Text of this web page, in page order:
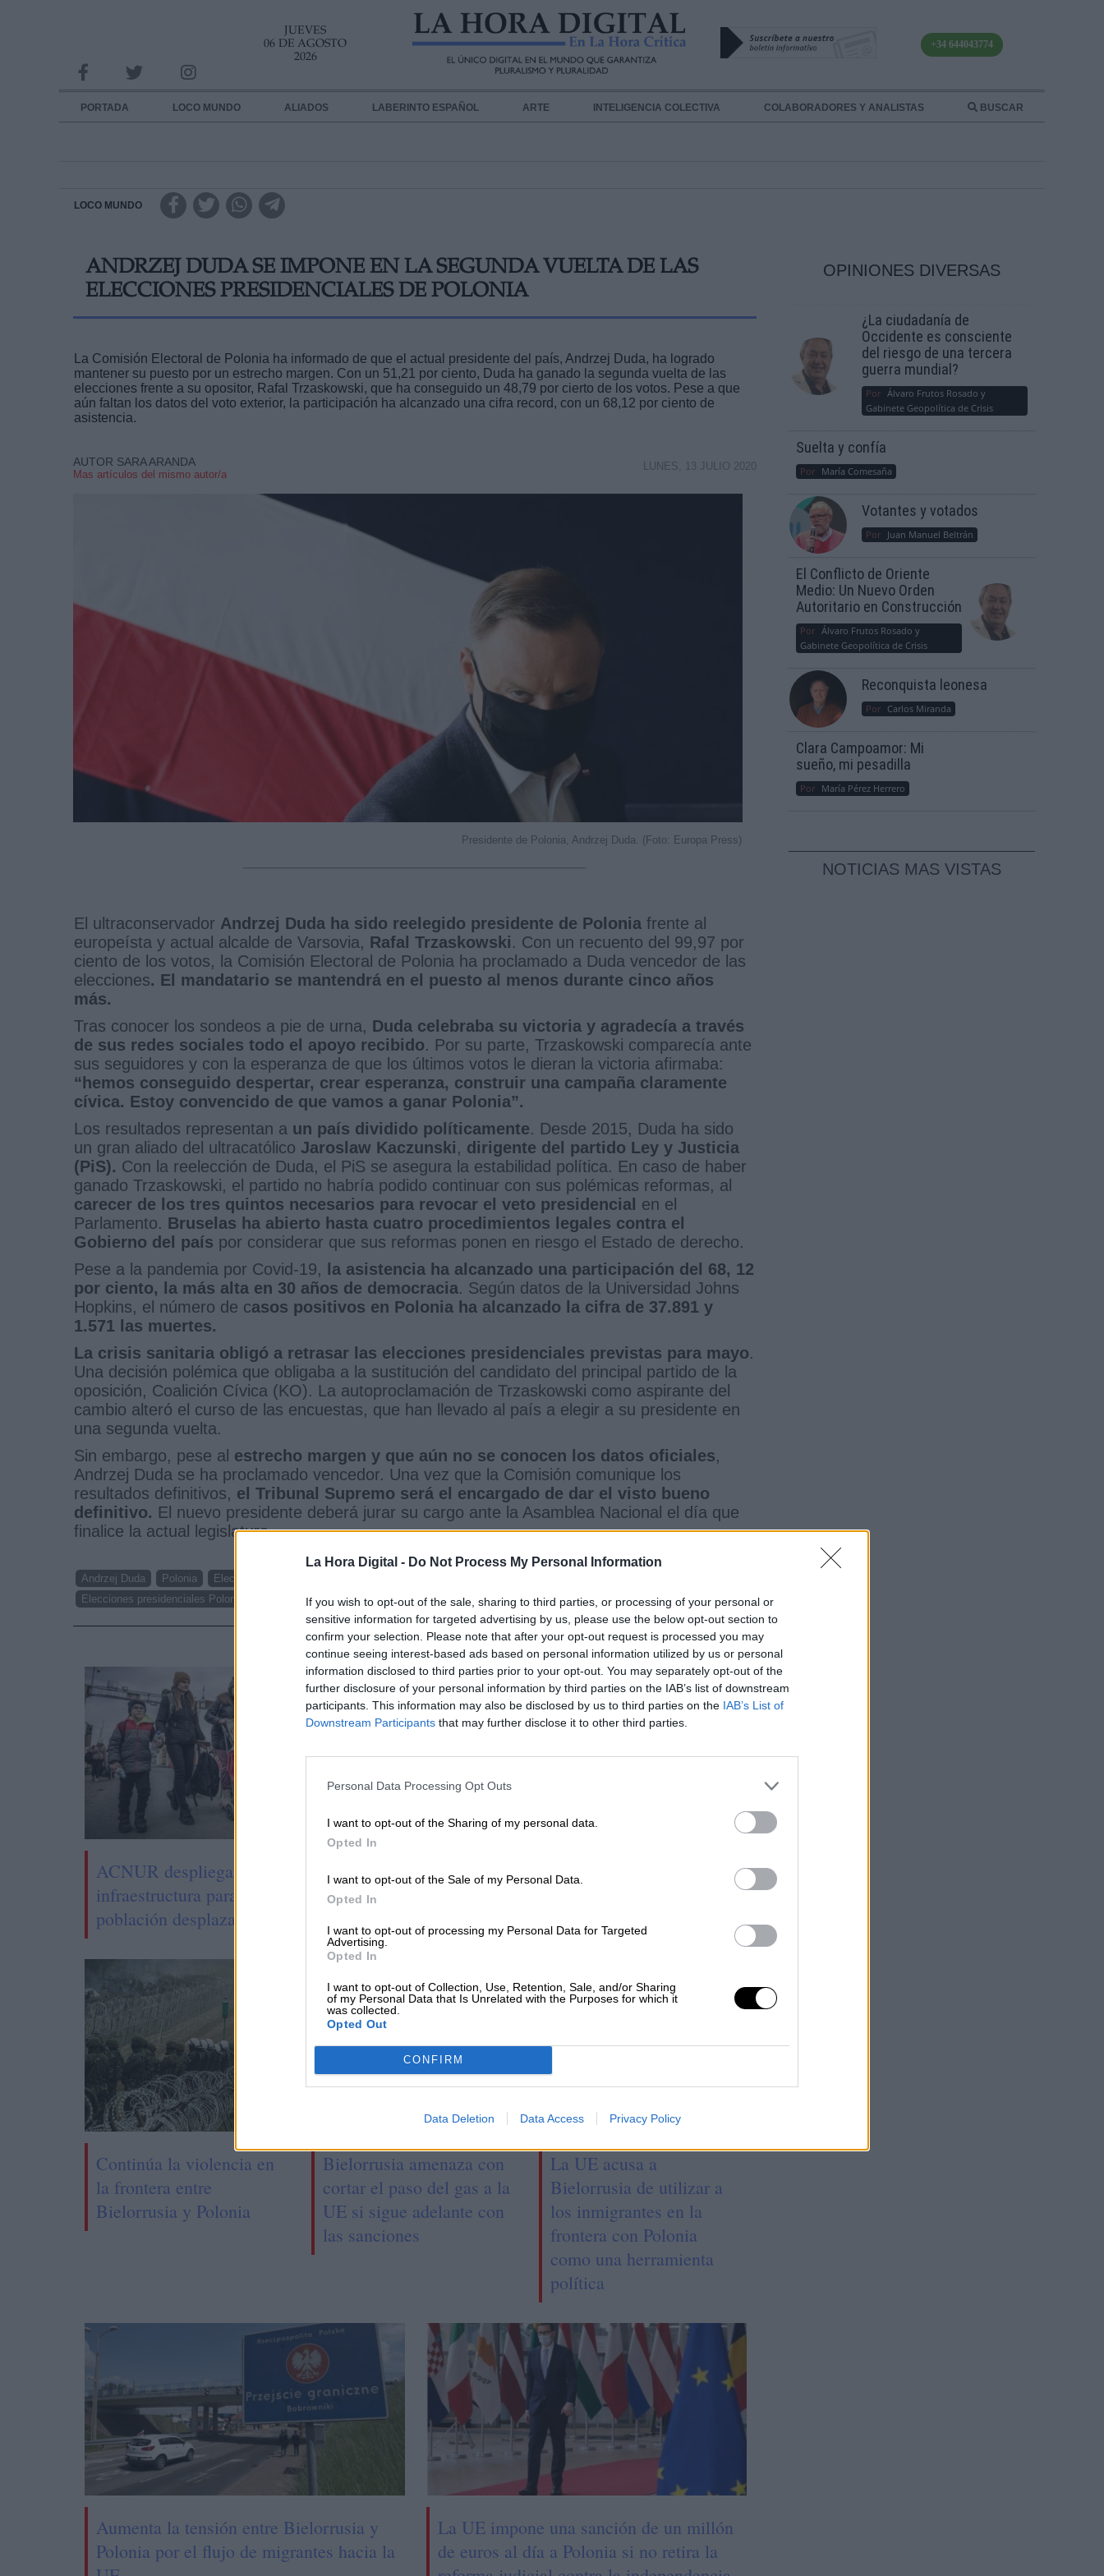
La Hora Digital - Do Not Process My Personal Information
If you wish to opt-out of the sale, sharing to third parties, or processing of your personal or
sensitive information for targeted advertising by us, please use the below opt-out section to
confirm your selection. Please note that after your opt-out request is processed you may
continue seeing interest-based ads based on personal information utilized by us or personal
information disclosed to third parties prior to your opt-out. You may separately opt-out of the
further disclosure of your personal information by third parties on the IAB’s list of downstream
participants. This information may also be disclosed by us to third parties on the IAB’s List of
Downstream Participants that may further disclose it to other third parties.
Personal Data Processing Opt Outs
I want to opt-out of the Sharing of my personal data.
Opted In
I want to opt-out of the Sale of my Personal Data.
Opted In
I want to opt-out of processing my Personal Data for Targeted
Advertising.
Opted In
I want to opt-out of Collection, Use, Retention, Sale, and/or Sharing
of my Personal Data that Is Unrelated with the Purposes for which it
was collected.
Opted Out
CONFIRM
Data Deletion Data Access Privacy Policy
JUEVES
06 DE AGOSTO
2026
+34 644043774
PORTADA LOCO MUNDO ALIADOS LABERINTO ESPAÑOL ARTE INTELIGENCIA COLECTIVA COLABORADORES Y ANALISTAS BUSCAR
LOCO MUNDO
ANDRZEJ DUDA SE IMPONE EN LA SEGUNDA VUELTA DE LAS
ELECCIONES PRESIDENCIALES DE POLONIA
La Comisión Electoral de Polonia ha informado de que el actual presidente del país, Andrzej Duda, ha logrado
mantener su puesto por un estrecho margen. Con un 51,21 por ciento, Duda ha ganado la segunda vuelta de las
elecciones frente a su opositor, Rafal Trzaskowski, que ha conseguido un 48,79 por cierto de los votos. Pese a que
aún faltan los datos del voto exterior, la participación ha alcanzado una cifra record, con un 68,12 por ciento de
asistencia.
AUTOR SARA ARANDA
Mas artículos del mismo autor/a
LUNES, 13 JULIO 2020
Presidente de Polonia, Andrzej Duda. (Foto: Europa Press)
El ultraconservador Andrzej Duda ha sido reelegido presidente de Polonia frente al
europeísta y actual alcalde de Varsovia, Rafal Trzaskowski. Con un recuento del 99,97 por
ciento de los votos, la Comisión Electoral de Polonia ha proclamado a Duda vencedor de las
elecciones. El mandatario se mantendrá en el puesto al menos durante cinco años
más.
Tras conocer los sondeos a pie de urna, Duda celebraba su victoria y agradecía a través
de sus redes sociales todo el apoyo recibido. Por su parte, Trzaskowski comparecía ante
sus seguidores y con la esperanza de que los últimos votos le dieran la victoria afirmaba:
“hemos conseguido despertar, crear esperanza, construir una campaña claramente
cívica. Estoy convencido de que vamos a ganar Polonia”.
Los resultados representan a un país dividido políticamente. Desde 2015, Duda ha sido
un gran aliado del ultracatólico Jaroslaw Kaczunski, dirigente del partido Ley y Justicia
(PiS). Con la reelección de Duda, el PiS se asegura la estabilidad política. En caso de haber
ganado Trzaskowski, el partido no habría podido continuar con sus polémicas reformas, al
carecer de los tres quintos necesarios para revocar el veto presidencial en el
Parlamento. Bruselas ha abierto hasta cuatro procedimientos legales contra el
Gobierno del país por considerar que sus reformas ponen en riesgo el Estado de derecho.
Pese a la pandemia por Covid-19, la asistencia ha alcanzado una participación del 68, 12
por ciento, la más alta en 30 años de democracia. Según datos de la Universidad Johns
Hopkins, el número de casos positivos en Polonia ha alcanzado la cifra de 37.891 y
1.571 las muertes.
La crisis sanitaria obligó a retrasar las elecciones presidenciales previstas para mayo.
Una decisión polémica que obligaba a la sustitución del candidato del principal partido de la
oposición, Coalición Cívica (KO). La autoproclamación de Trzaskowski como aspirante del
cambio alteró el curso de las encuestas, que han llevado al país a elegir a su presidente en
una segunda vuelta.
Sin embargo, pese al estrecho margen y que aún no se conocen los datos oficiales,
Andrzej Duda se ha proclamado vencedor. Una vez que la Comisión comunique los
resultados definitivos, el Tribunal Supremo será el encargado de dar el visto bueno
definitivo. El nuevo presidente deberá jurar su cargo ante la Asamblea Nacional el día que
finalice la actual legislatura.
Andrzej Duda Polonia Elecciones Polonia
Elecciones presidenciales Polonia
NOTICIAS RELACIONADAS
ACNUR despliega toda su
infraestructura para ayudar a la
población desplazada de Ucrania
El abogado general del TJUE defiende la
legalidad de la ley que permite bloquear
Continúa la violencia en
la frontera entre
Bielorrusia y Polonia
Bielorrusia amenaza con
cortar el paso del gas a la
UE si sigue adelante con
las sanciones
La UE acusa a
Bielorrusia de utilizar a
los inmigrantes en la
frontera con Polonia
como una herramienta
política
Aumenta la tensión entre Bielorrusia y
Polonia por el flujo de migrantes hacia la
La UE impone una sanción de un millón
de euros al día a Polonia si no retira la
OPINIONES DIVERSAS
¿La ciudadanía de
Occidente es consciente
del riesgo de una tercera
guerra mundial?
Por Álvaro Frutos Rosado y
Gabinete Geopolítica de Crisis
Suelta y confía
Por María Comesaña
Votantes y votados
Por Juan Manuel Beltrán
El Conflicto de Oriente
Medio: Un Nuevo Orden
Autoritario en Construcción
Por Álvaro Frutos Rosado y
Gabinete Geopolítica de Crisis
Reconquista leonesa
Por Carlos Miranda
Clara Campoamor: Mi
sueño, mi pesadilla
Por María Pérez Herrero
NOTICIAS MAS VISTAS
INFORMACION SOBRE LA PROTECCIÓN DE TUS DATOS
Responsable:
Destinatarios:
link
Información adicional
link